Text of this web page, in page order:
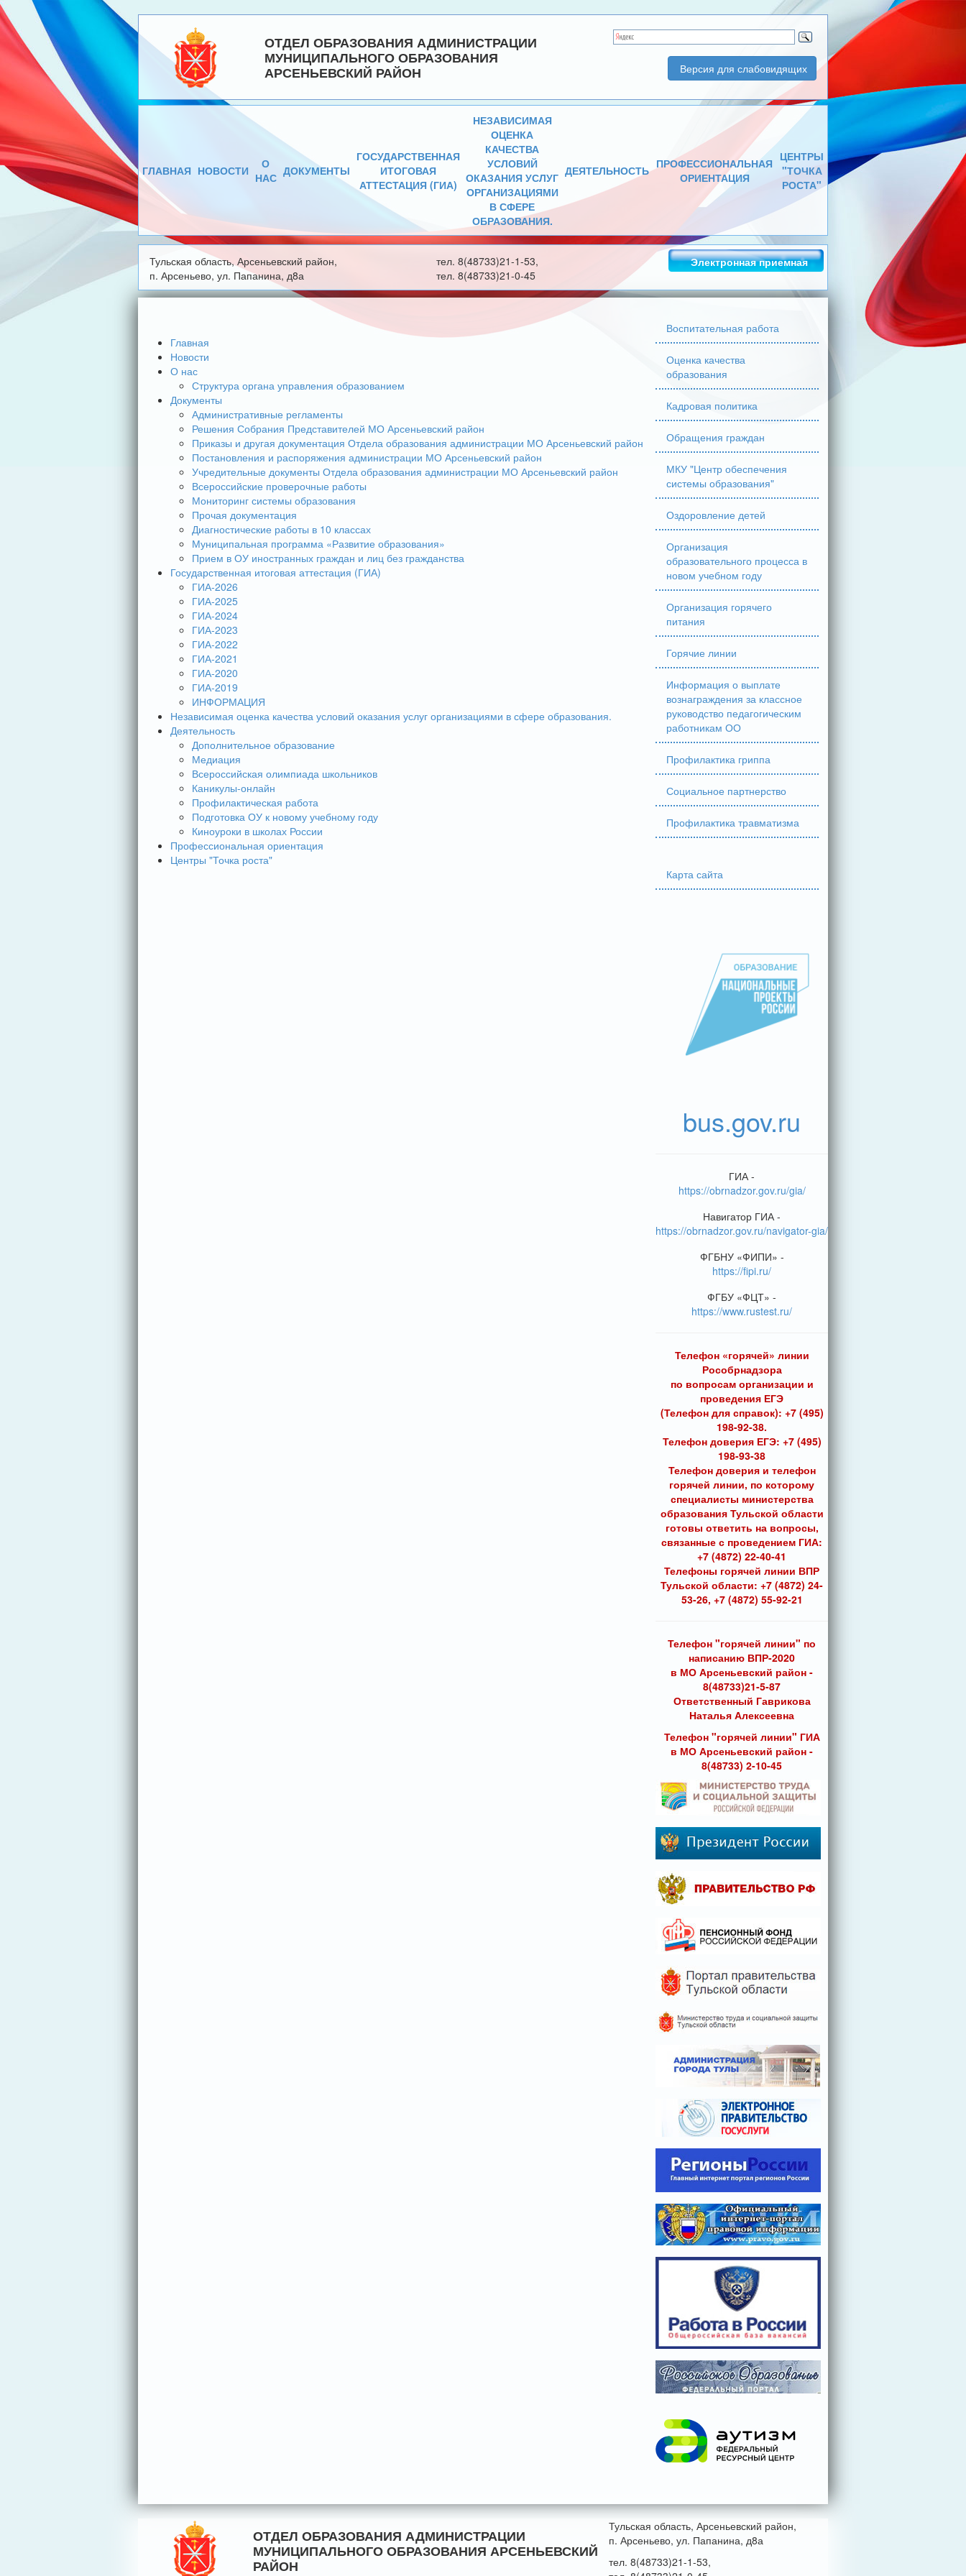
ОТДЕЛ ОБРАЗОВАНИЯ АДМИНИСТРАЦИИ
МУНИЦИПАЛЬНОГО ОБРАЗОВАНИЯ
АРСЕНЬЕВСКИЙ РАЙОН
Версия для слабовидящих
ГЛАВНАЯ НОВОСТИ
О
НАС ДОКУМЕНТЫ
ГОСУДАРСТВЕННАЯ
ИТОГОВАЯ
АТТЕСТАЦИЯ (ГИА)
НЕЗАВИСИМАЯ
ОЦЕНКА
КАЧЕСТВА
УСЛОВИЙ
ОКАЗАНИЯ УСЛУГ
ОРГАНИЗАЦИЯМИ
В СФЕРЕ
ОБРАЗОВАНИЯ.
ДЕЯТЕЛЬНОСТЬ ПРОФЕССИОНАЛЬНАЯ
ОРИЕНТАЦИЯ
ЦЕНТРЫ
"ТОЧКА
РОСТА"
Тульская область, Арсеньевский район,
п. Арсеньево, ул. Папанина, д8а
тел. 8(48733)21-1-53,
тел. 8(48733)21-0-45
Электронная приемная
Главная
Новости
О нас
Структура органа управления образованием
Документы
Административные регламенты
Решения Собрания Представителей МО Арсеньевский район
Приказы и другая документация Отдела образования администрации МО Арсеньевский район
Постановления и распоряжения администрации МО Арсеньевский район
Учредительные документы Отдела образования администрации МО Арсеньевский район
Всероссийские проверочные работы
Мониторинг системы образования
Прочая документация
Диагностические работы в 10 классах
Муниципальная программа «Развитие образования»
Прием в ОУ иностранных граждан и лиц без гражданства
Государственная итоговая аттестация (ГИА)
ГИА-2026
ГИА-2025
ГИА-2024
ГИА-2023
ГИА-2022
ГИА-2021
ГИА-2020
ГИА-2019
ИНФОРМАЦИЯ
Независимая оценка качества условий оказания услуг организациями в сфере образования.
Деятельность
Дополнительное образование
Медиация
Всероссийская олимпиада школьников
Каникулы-онлайн
Профилактическая работа
Подготовка ОУ к новому учебному году
Киноуроки в школах России
Профессиональная ориентация
Центры "Точка роста"
Воспитательная работа
Оценка качества
образования
Кадровая политика
Обращения граждан
МКУ "Центр обеспечения
системы образования"
Оздоровление детей
Организация
образовательного процесса в
новом учебном году
Организация горячего
питания
Горячие линии
Информация о выплате
вознаграждения за классное
руководство педагогическим
работникам ОО
Профилактика гриппа
Социальное партнерство
Профилактика травматизма
Карта сайта
bus.gov.ru
ГИА -
https://obrnadzor.gov.ru/gia/
Навигатор ГИА -
https://obrnadzor.gov.ru/navigator-gia/
ФГБНУ «ФИПИ» -
https://fipi.ru/
ФГБУ «ФЦТ» -
https://www.rustest.ru/
Телефон «горячей» линии
Рособрнадзора
по вопросам организации и
проведения ЕГЭ
(Телефон для справок): +7 (495)
198-92-38.
Телефон доверия ЕГЭ: +7 (495)
198-93-38
Телефон доверия и телефон
горячей линии, по которому
специалисты министерства
образования Тульской области
готовы ответить на вопросы,
связанные с проведением ГИА:
+7 (4872) 22-40-41
Телефоны горячей линии ВПР
Тульской области: +7 (4872) 24-
53-26, +7 (4872) 55-92-21
Телефон "горячей линии" по
написанию ВПР-2020
в МО Арсеньевский район -
8(48733)21-5-87
Ответственный Гаврикова
Наталья Алексеевна
Телефон "горячей линии" ГИА
в МО Арсеньевский район -
8(48733) 2-10-45
ОТДЕЛ ОБРАЗОВАНИЯ АДМИНИСТРАЦИИ
МУНИЦИПАЛЬНОГО ОБРАЗОВАНИЯ АРСЕНЬЕВСКИЙ
РАЙОН
Тульская область, Арсеньевский район,
п. Арсеньево, ул. Папанина, д8а
тел. 8(48733)21-1-53,